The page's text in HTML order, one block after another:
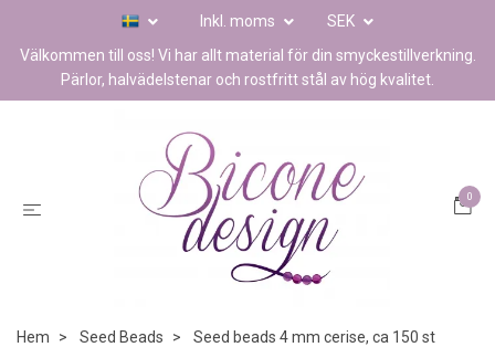
Inkl. moms
SEK
Välkommen till oss! Vi har allt material för din smyckestillverkning.
Pärlor, halvädelstenar och rostfritt stål av hög kvalitet.
0
Hem Seed Beads Seed beads 4 mm cerise, ca 150 st